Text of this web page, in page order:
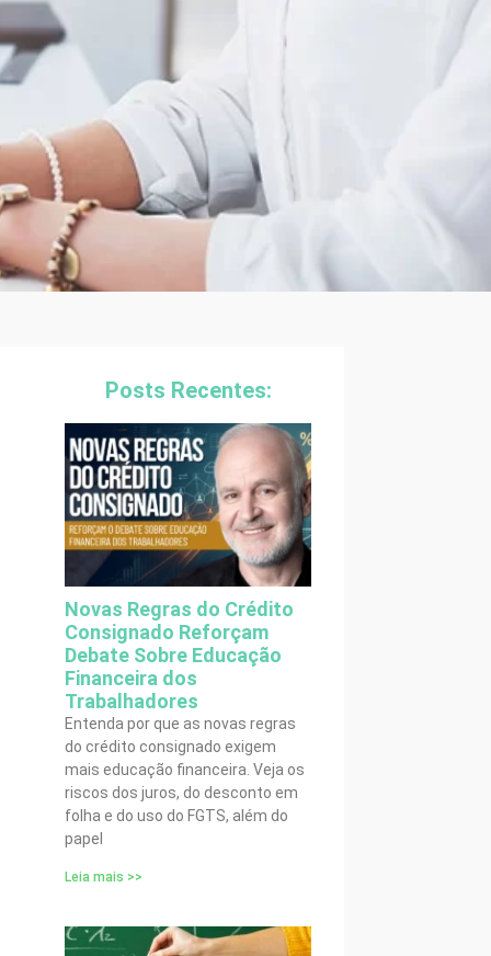
Posts Recentes:
Novas Regras do Crédito
Consignado Reforçam
Debate Sobre Educação
Financeira dos
Trabalhadores
Entenda por que as novas regras
do crédito consignado exigem
mais educação financeira. Veja os
riscos dos juros, do desconto em
folha e do uso do FGTS, além do
papel
Leia mais >>